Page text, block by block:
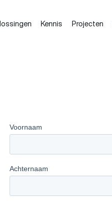
Kennis Projecten